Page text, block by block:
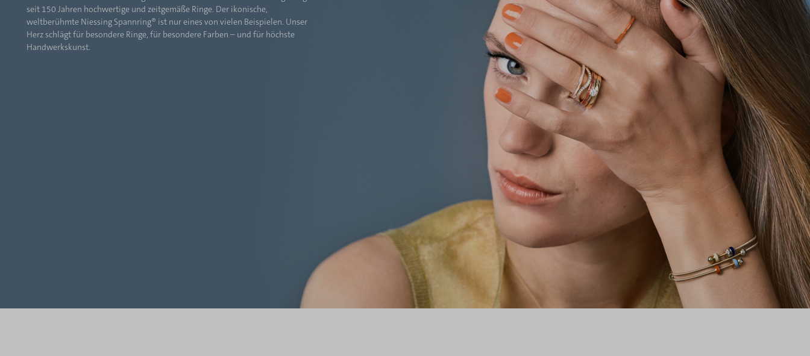
seit 150 Jahren hochwertige und zeitgemäße Ringe. Der ikonische,
weltberühmte Niessing Spannring® ist nur eines von vielen Beispielen. Unser
Herz schlägt für besondere Ringe, für besondere Farben – und für höchste
Handwerkskunst.